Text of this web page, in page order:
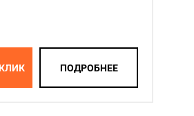
ПОДРОБНЕЕ